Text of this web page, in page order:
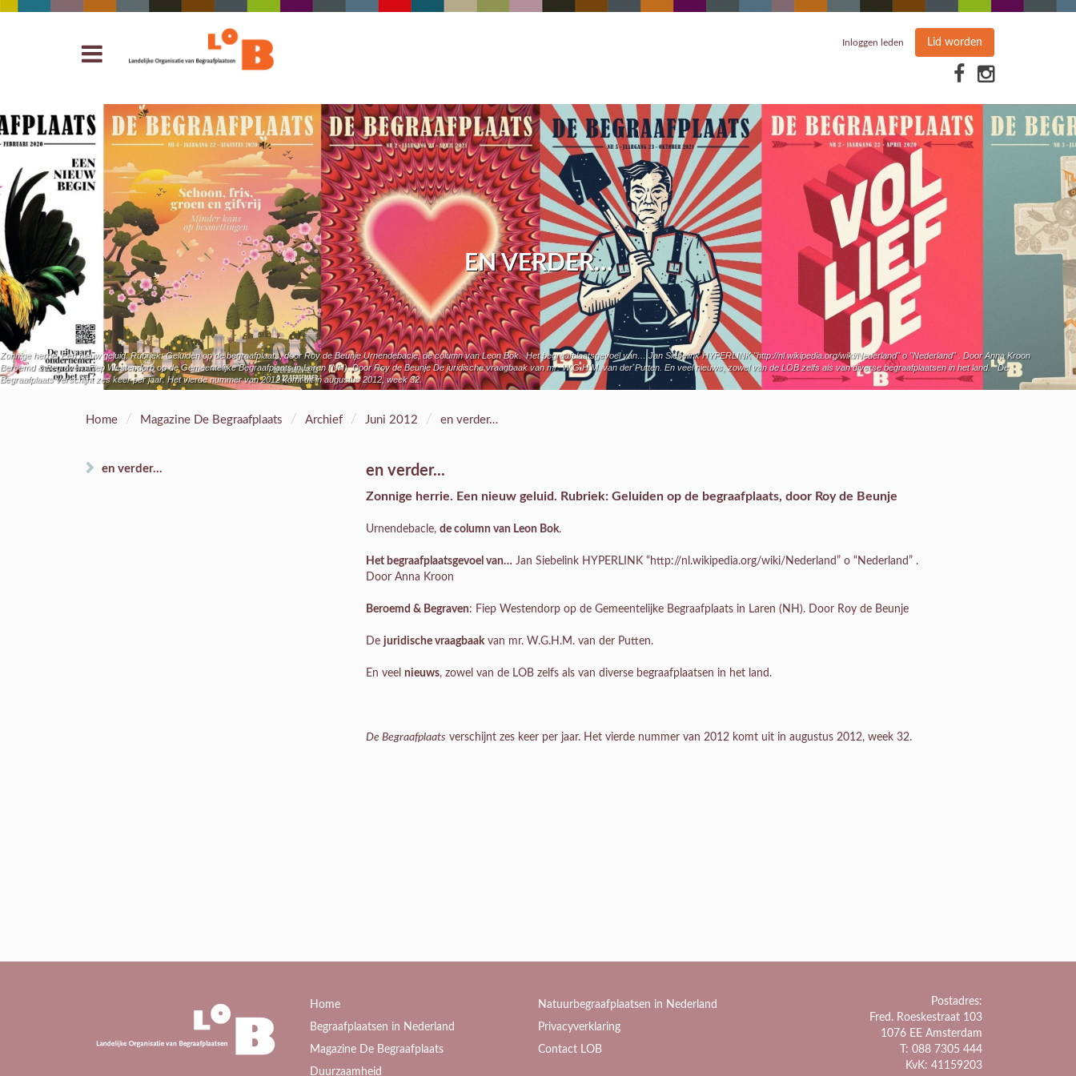
Inloggen leden Lid worden
EN VERDER…
Zonnige herrie. Een nieuw geluid. Rubriek: Geluiden op de begraafplaats, door Roy de Beunje Urnendebacle, de column van Leon Bok. Het begraafplaatsgevoel van… Jan Siebelink HYPERLINK "http://nl.wikipedia.org/wiki/Nederland" o "Nederland" . Door Anna Kroon
Beroemd & Begraven: Fiep Westendorp op de Gemeentelijke Begraafplaats in Laren (NH). Door Roy de Beunje De juridische vraagbaak van mr. W.G.H.M. van der Putten. En veel nieuws, zowel van de LOB zelfs als van diverse begraafplaatsen in het land. De
Begraafplaats verschijnt zes keer per jaar. Het vierde nummer van 2012 komt uit in augustus 2012, week 32.
Home / Magazine De Begraafplaats / Archief / Juni 2012 / en verder…
en verder... en verder...
Zonnige herrie. Een nieuw geluid. Rubriek: Geluiden op de begraafplaats, door Roy de Beunje
Urnendebacle, de column van Leon Bok.
Het begraafplaatsgevoel van… Jan Siebelink HYPERLINK “http://nl.wikipedia.org/wiki/Nederland” o “Nederland” .
Door Anna Kroon
Beroemd & Begraven: Fiep Westendorp op de Gemeentelijke Begraafplaats in Laren (NH). Door Roy de Beunje
De juridische vraagbaakvan mr. W.G.H.M. van der Putten.
En veel nieuws, zowel van de LOB zelfs als van diverse begraafplaatsen in het land.
De Begraafplaats verschijnt zes keer per jaar. Het vierde nummer van 2012 komt uit in augustus 2012, week 32.
Home
Begraafplaatsen in Nederland
Magazine De Begraafplaats
Duurzaamheid
Natuurbegraafplaatsen in Nederland
Privacyverklaring
Contact LOB
Postadres:
Fred. Roeskestraat 103
1076 EE Amsterdam
T: 088 7305 444
KvK: 41159203